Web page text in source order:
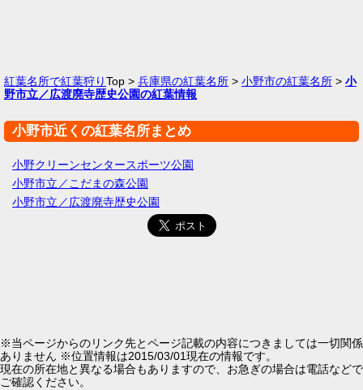
紅葉名所で紅葉狩りTop > 兵庫県の紅葉名所 > 小野市の紅葉名所 > 小
野市立／広渡廃寺歴史公園の紅葉情報
小野市近くの紅葉名所まとめ
小野クリーンセンタースポーツ公園
小野市立／こだまの森公園
小野市立／広渡廃寺歴史公園
※当ページからのリンク先とページ記載の内容につきましては一切関係
ありません ※位置情報は2015/03/01現在の情報です。
現在の所在地と異なる場合もありますので、お急ぎの場合は電話などで
ご確認ください。